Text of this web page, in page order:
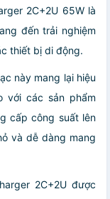
2C+2U 65W là
đến trải nghiệm
thiết bị di động.
này mang lại hiệu
với các sản phẩm
cấp công suất lên
và dễ dàng mang
2C+2U được